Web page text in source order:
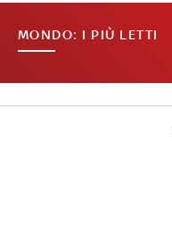
MONDO: I PIÙ LETTI